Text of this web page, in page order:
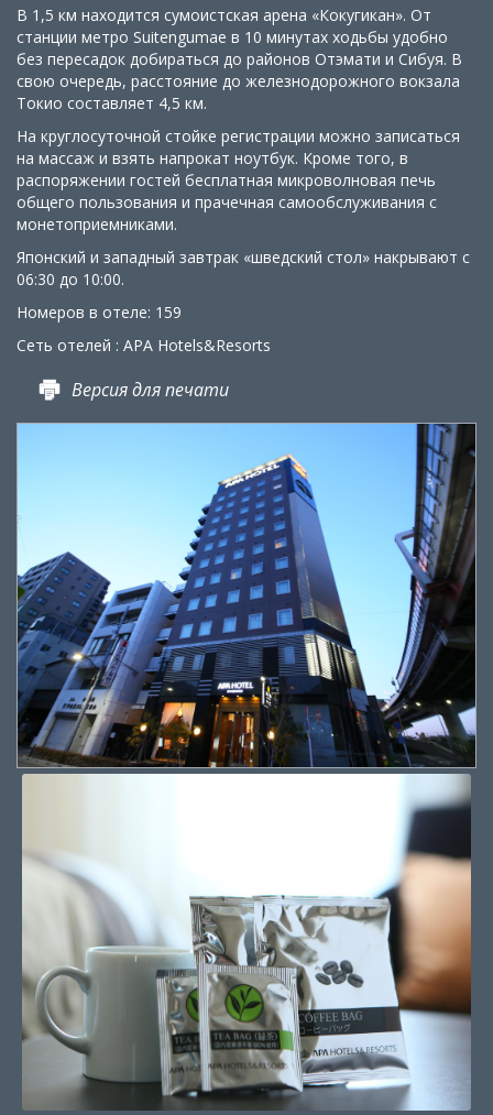
В 1,5 км находится сумоистская арена «Кокугикан». От
станции метро Suitengumae в 10 минутах ходьбы удобно
без пересадок добираться до районов Отэмати и Сибуя. В
свою очередь, расстояние до железнодорожного вокзала
Токио составляет 4,5 км.
На круглосуточной стойке регистрации можно записаться
на массаж и взять напрокат ноутбук. Кроме того, в
распоряжении гостей бесплатная микроволновая печь
общего пользования и прачечная самообслуживания с
монетоприемниками.
Японский и западный завтрак «шведский стол» накрывают с
06:30 до 10:00.
Номеров в отеле: 159
Сеть отелей : APA Hotels&Resorts
Версия для печати